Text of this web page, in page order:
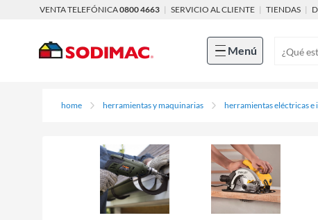
VENTA TELEFÓNICA0800 4663 | SERVICIO AL CLIENTE | TIENDAS |
Menú
home herramientas y maquinarias herramientas eléctricas e